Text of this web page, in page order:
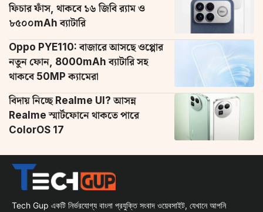
ফিচার ফাঁস, থাকবে ১৬ জিবি র‌্যাম ও
৮৫০০mAh ব্যাটারি
Oppo PYE110: বাজারে আসছে ওপ্পোর
নতুন ফোন, 8000mAh ব্যাটারি সহ
থাকবে 50MP ক্যামেরা
বিদায় নিচ্ছে Realme UI? আসন্ন
Realme স্মার্টফোনে থাকতে পারে
ColorOS 17
Tech Gup একটি নির্ভরযোগ্য বাংলা প্রযুক্তি সংবাদ ওয়েবসাইট, যেখানে আপনি